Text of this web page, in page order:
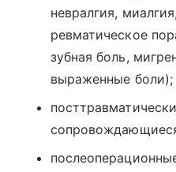
невралгия,
ревматическое
зубная боль,
выраженные боли);